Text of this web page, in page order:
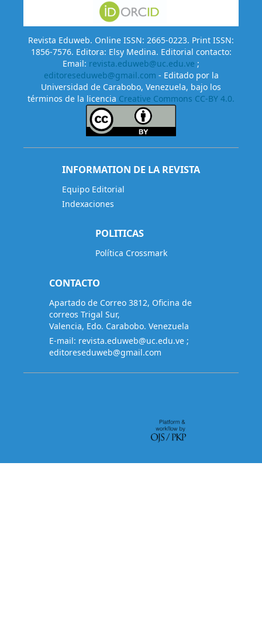
Revista Eduweb. Online ISSN: 2665-0223. Print ISSN:
1856-7576. Editora: Elsy Medina. Editorial contacto:
Email: revista.eduweb@uc.edu.ve ;
editoreseduweb@gmail.com - Editado por la
Universidad de Carabobo, Venezuela, bajo los
términos de la licencia Creative Commons CC-BY 4.0.
INFORMATION DE LA REVISTA
Equipo Editorial
Indexaciones
POLITICAS
Política Crossmark
CONTACTO
Apartado de Correo 3812, Oficina de
correos Trigal Sur,
Valencia, Edo. Carabobo. Venezuela
E-mail: revista.eduweb@uc.edu.ve ;
editoreseduweb@gmail.com